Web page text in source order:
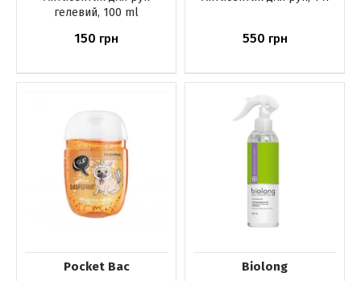
гелевий, 100 ml
150 грн 550 грн
Pocket Bac Biolong